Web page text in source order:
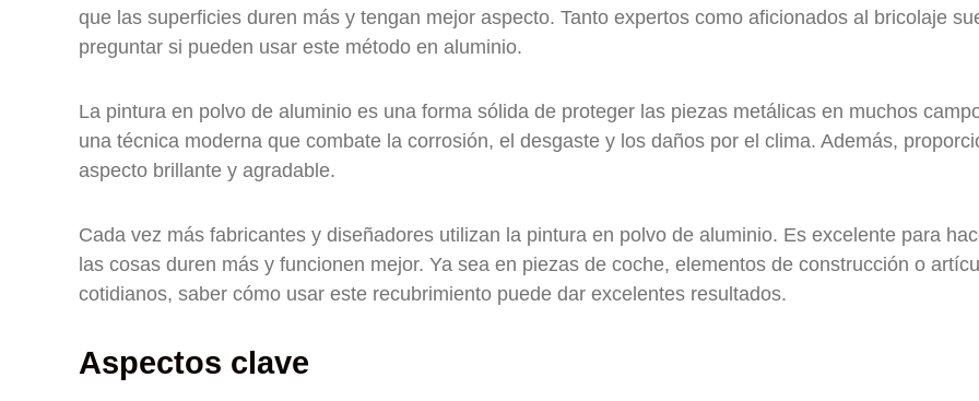
que las superficies duren más y tengan mejor aspecto. Tanto expertos como aficionados al bricolaje
preguntar si pueden usar este método en aluminio.
La pintura en polvo de aluminio es una forma sólida de proteger las piezas metálicas en muchos
una técnica moderna que combate la corrosión, el desgaste y los daños por el clima. Además,
aspecto brillante y agradable.
Cada vez más fabricantes y diseñadores utilizan la pintura en polvo de aluminio. Es excelente para
las cosas duren más y funcionen mejor. Ya sea en piezas de coche, elementos de construcción o
cotidianos, saber cómo usar este recubrimiento puede dar excelentes resultados.
Aspectos clave